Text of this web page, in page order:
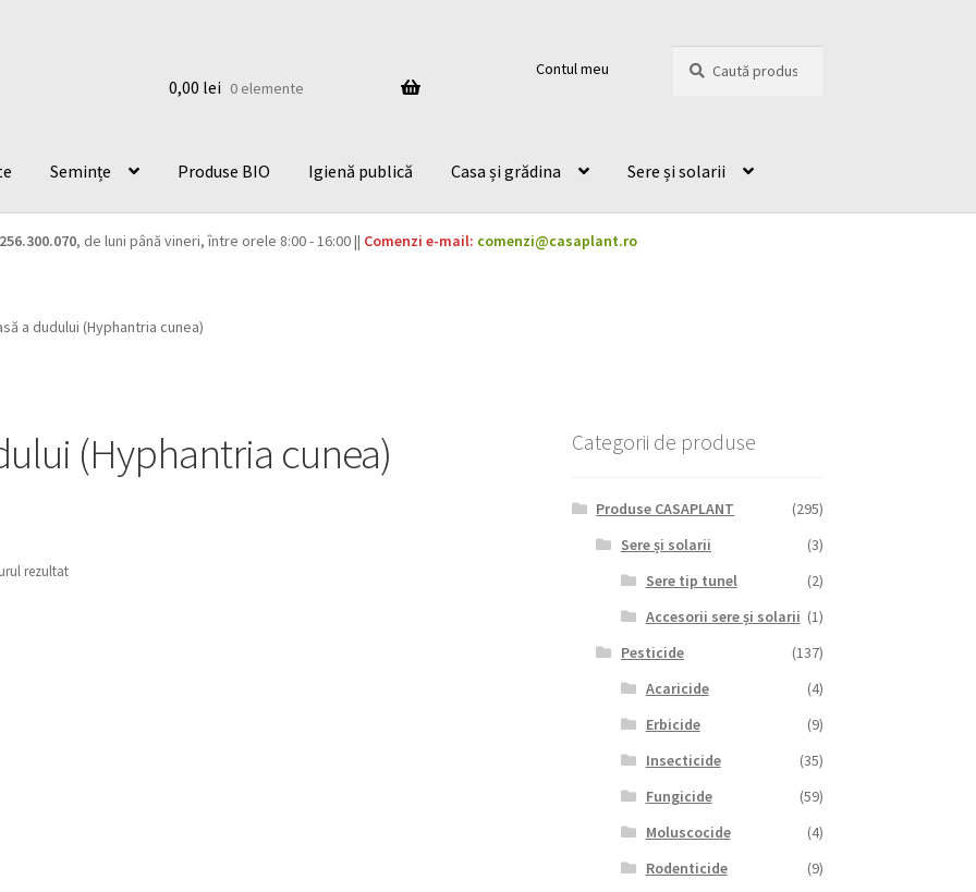
0,00 lei 0 elemente
Contul meu
după:
Semințe Produse BIO Igienă publică Casa și grădina Sere și solarii
, de luni până vineri, între orele 8:00 - 16:00 || Comenzi e-mail: comenzi@casaplant.ro
a dudului (Hyphantria cunea)
(Hyphantria cunea)
rezultat
Categorii de produse
Produse CASAPLANT
(295)
Sere și solarii
(3)
Sere tip tunel
(2)
Accesorii sere și solarii (1)
Pesticide
(137)
Acaricide
(4)
Erbicide
(9)
Insecticide
(35)
Fungicide
(59)
Moluscocide
(4)
Rodenticide
(9)